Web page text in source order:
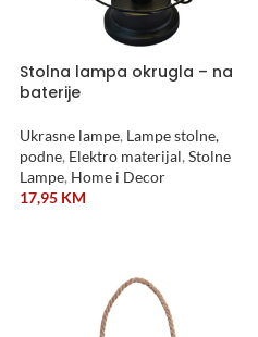
Stolna lampa okrugla – na
baterije
Ukrasne lampe, Lampe stolne,
podne, Elektro materijal, Stolne
Lampe, Home i Decor
17,95 KM